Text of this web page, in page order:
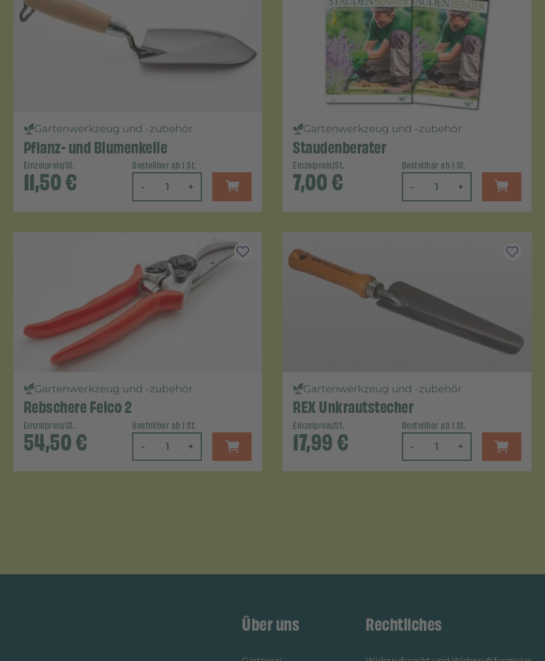
Gartenwerkzeug und -zubehör
Pflanz- und Blumenkelle
Einzelpreis/St.
11,50€
Bestellbar ab 1 St.
- +
Gartenwerkzeug und -zubehör
Staudenberater
Einzelpreis/St.
7,00€
Bestellbar ab 1 St.
- +
Gartenwerkzeug und -zubehör
Rebschere Felco 2
Einzelpreis/St.
54,50€
Bestellbar ab 1 St.
- +
Gartenwerkzeug und -zubehör
REX Unkrautstecher
Einzelpreis/St.
17,99€
Bestellbar ab 1 St.
- +
Über uns Rechtliches